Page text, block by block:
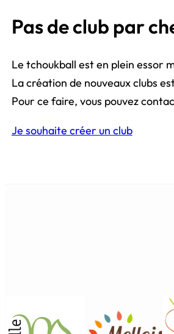
Pas de club par
Le tchoukball est en plein essor
La création de nouveaux clubs
Pour ce faire, vous pouvez
Je souhaite créer un club